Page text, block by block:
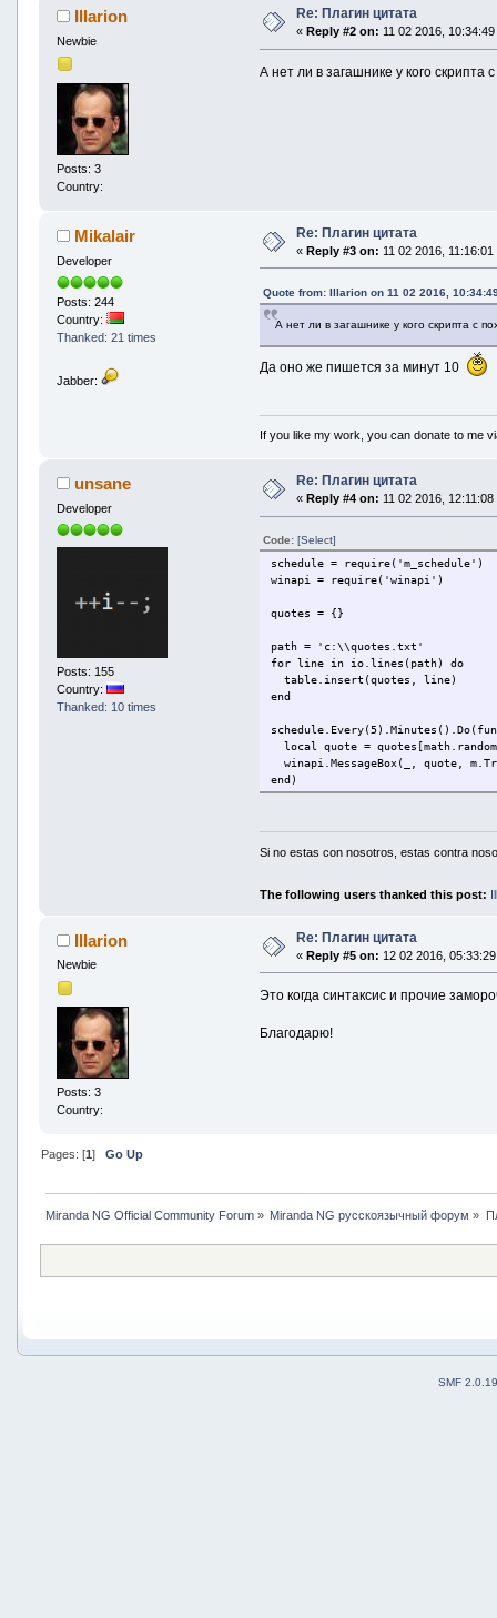
Illarion
Newbie
Posts: 3
Country:
Re: Плагин цитата
« Reply #2 on: 11 02 2016, 10:34:49
А нет ли в загашнике у кого
Mikalair
Developer
Posts: 244
Country:
Thanked: 21 times
Jabber:
Re: Плагин цитата
« Reply #3 on: 11 02 2016, 11:16:01
Quote from: Illarion on 11 02 2016,
А нет ли в загашнике у кого скрипта с
Да оно же пишется за минут 10
If you like my work, you can donate to me
unsane
Developer
Posts: 155
Country:
Thanked: 10 times
Re: Плагин цитата
« Reply #4 on: 11 02 2016, 12:11:08
Code:[Select]
schedule = require('m_schedule')
winapi = require('winapi')
quotes = {}
path = 'c:\\quotes.txt'
for line in io.lines(path) do
table.insert(quotes, line)
end
local quote =
winapi.MessageBox(_, quote,
end)
Si no estas con nosotros, estas contra
The following users thanked this post:
Illarion
Newbie
Posts: 3
Country:
Re: Плагин цитата
« Reply #5 on: 12 02 2016,
Это когда синтаксис и прочие
Благодарю!
Pages: [1 ] Go Up
Miranda NG Official Community Forum» Miranda NG русскоязычный форум »
SMF 2.0.19